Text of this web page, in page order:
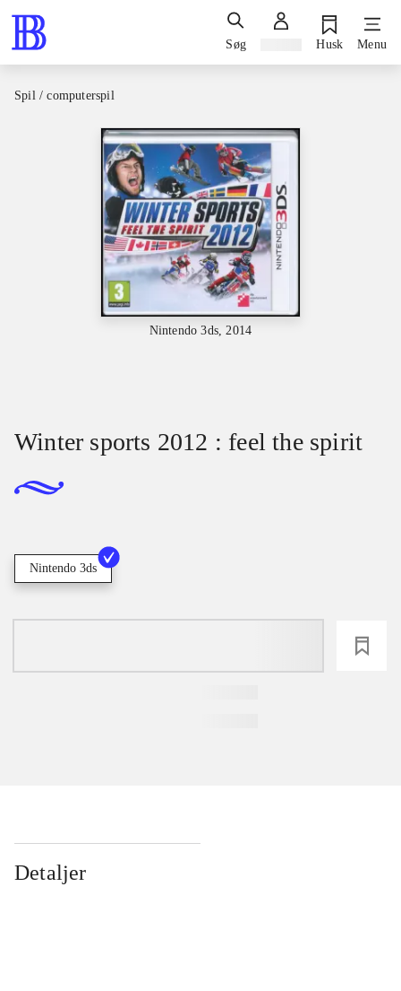
Søg Husk Menu
Spil / computerspil
Nintendo 3ds, 2014
Winter sports 2012 : feel the spirit
Nintendo 3ds
Detaljer